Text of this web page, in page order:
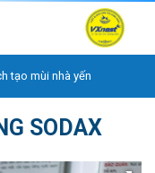
tạo mùi nhà yến
SODAX